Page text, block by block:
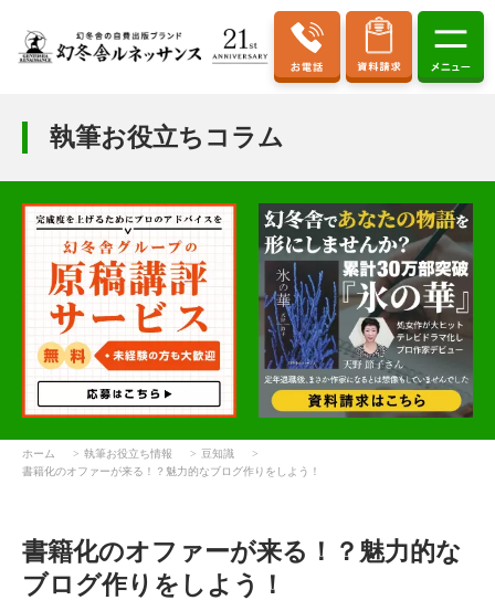
執筆お役立ちコラム
ホーム 執筆お役立ち情報
豆知識
書籍化のオファーが来る！？魅力的なブログ作りをしよう！
書籍化のオファーが来る！？魅力的な
ブログ作りをしよう！